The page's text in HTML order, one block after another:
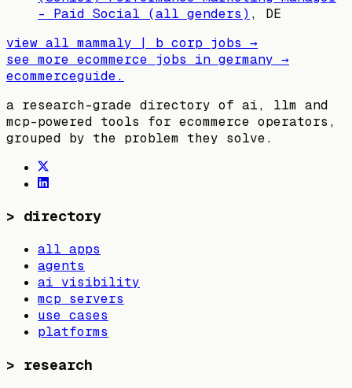
- Paid Social (all genders) , DE
view all mammaly | b corp jobs →
see more ecommerce jobs in germany →
ecommerceguide.
a research-grade directory of ai, llm and
mcp-powered tools for ecommerce operators,
grouped by the problem they solve.
> directory
all apps
agents
ai visibility
mcp servers
use cases
platforms
> research